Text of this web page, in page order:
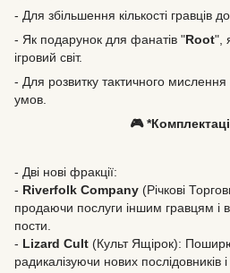
- Для збільшення кількості гравців
- Як подарунок для фанатів "Root",
ігровий світ.
- Для розвитку тактичного мислення
умов.
🎮
- Дві нові фракції:
- Riverfolk Company (Річкові
продаючи послуги іншим гравцям і
пости.
- Lizard Cult (Культ Ящірок):
радикалізуючи нових послідовників